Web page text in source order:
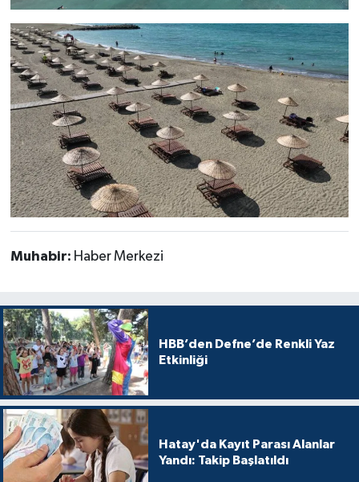
Muhabir: Haber Merkezi
HBB’den Defne’de Renkli Yaz
Etkinliği
Hatay'da Kayıt Parası Alanlar
Yandı: Takip Başlatıldı